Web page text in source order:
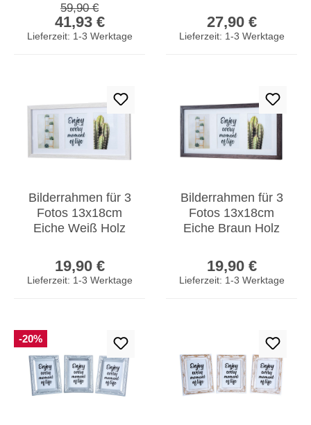
Holz Fotorahmen
Verkaufspreis:
41,93 €
Regulärer Preis:
59,90 €
Lieferzeit: 1-3 Werktage
Collage
Fotorahmen
27,90 €
Lieferzeit: 1-3 Werktage
Bilderrahmen für 3
Fotos 13x18cm
Eiche Weiß Holz
Glasscheibe
19,90 €
Lieferzeit: 1-3 Werktage
Bilderrahmen für 3
Fotos 13x18cm
Eiche Braun Holz
Glasscheibe
19,90 €
Lieferzeit: 1-3 Werktage
-20%